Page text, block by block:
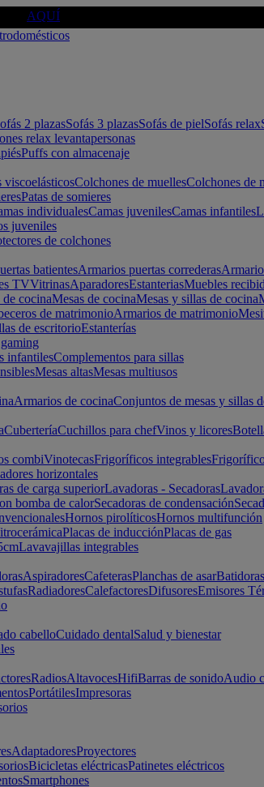
AQUÍ
2 plazasSofás 3 plazasSofás de pielSofás relax
relax levantapersonas
Puffs con almacenaje
viscoelásticosColchones de muellesColchones de
Patas de somieres
individualesCamas juvenilesCamas infantiles
juveniles
de colchones
batientesArmarios puertas correderas
TVVitrinasAparadoresEstanteriasMuebles
de cocinaMesas de cocinaMesas y sillas de cocina
de matrimonioArmarios de matrimonio
de escritorioEstanterías
infantilesComplementos para sillas
Mesas altasMesas multiusos
Armarios de cocinaConjuntos de mesas y sillas
CuberteríaCuchillos para chefVinos y licores
combiVinotecasFrigoríficos integrables
horizontales
de carga superiorLavadoras - Secadoras
bomba de calorSecadoras de condensación
Hornos pirolíticosHornos multifunción
Placas de inducciónPlacas de gas
Lavavajillas integrables
AspiradoresCafeterasPlanchas de asarBatidoras
RadiadoresCalefactoresDifusoresEmisores
cabelloCuidado dentalSalud y bienestar
RadiosAltavocesHifiBarras de sonidoAudio
PortátilesImpresoras
AdaptadoresProyectores
Bicicletas eléctricasPatinetes eléctricos
Smartphones